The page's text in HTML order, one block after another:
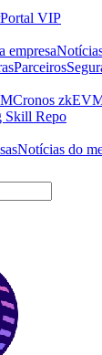
Portal VIP
empresa
Parceiros
Cronos
Skill Repo
Notícias do